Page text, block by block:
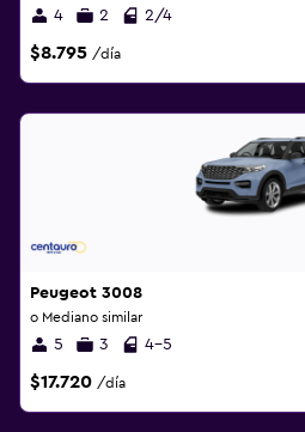
4 2 2/4
$8.795 /día
Peugeot 3008
o Mediano similar
5 3 4-5
$17.720 /día